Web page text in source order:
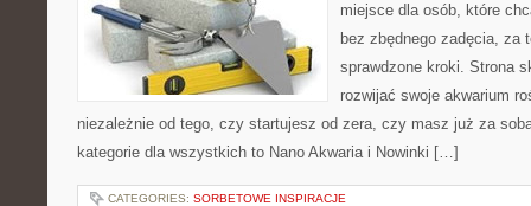
miejsce dla osób, które
bez zbędnego zadęcia, za
sprawdzone kroki. Strona
rozwijać swoje akwarium
niezależnie od tego, czy startujesz od zera, czy masz już za
kategorie dla wszystkich to Nano Akwaria i Nowinki […]
CATEGORIES: SORBETOWE INSPIRACJE